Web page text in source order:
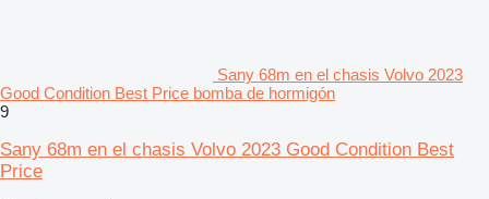
Sany 68m en el chasis Volvo 2023
Good Condition Best Price bomba de hormigón
9
Sany 68m en el chasis Volvo 2023 Good Condition Best
Price